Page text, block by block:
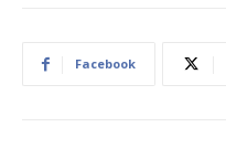
Facebook